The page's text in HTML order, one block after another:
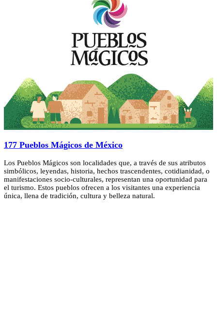
177 Pueblos Mágicos de México
Los Pueblos Mágicos son localidades que, a través de sus atributos
simbólicos, leyendas, historia, hechos trascendentes, cotidianidad, o
manifestaciones socio-culturales, representan una oportunidad para
el turismo. Estos pueblos ofrecen a los visitantes una experiencia
única, llena de tradición, cultura y belleza natural.